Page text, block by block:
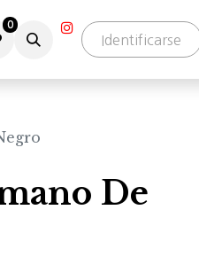
0
Identificarse
De